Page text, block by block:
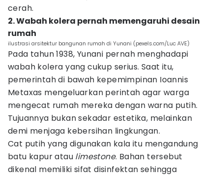
cerah.
2. Wabah kolera pernah memengaruhi desain
rumah
ilustrasi arsitektur bangunan rumah di Yunani (pexels.com/Luc AVE)
Pada tahun 1938, Yunani pernah menghadapi
wabah kolera yang cukup serius. Saat itu,
pemerintah di bawah kepemimpinan Ioannis
Metaxas mengeluarkan perintah agar warga
mengecat rumah mereka dengan warna putih.
Tujuannya bukan sekadar estetika, melainkan
demi menjaga kebersihan lingkungan.
Cat putih yang digunakan kala itu mengandung
batu kapur atau limestone. Bahan tersebut
dikenal memiliki sifat disinfektan sehingga